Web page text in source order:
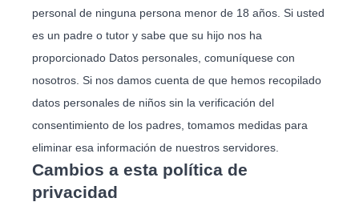
personal de ninguna persona menor de 18 años. Si usted
es un padre o tutor y sabe que su hijo nos ha
proporcionado Datos personales, comuníquese con
nosotros. Si nos damos cuenta de que hemos recopilado
datos personales de niños sin la verificación del
consentimiento de los padres, tomamos medidas para
eliminar esa información de nuestros servidores.
Cambios a esta política de
privacidad